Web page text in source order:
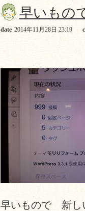
早いもの
date 2014年11月28日 23:19
早いもので 新し